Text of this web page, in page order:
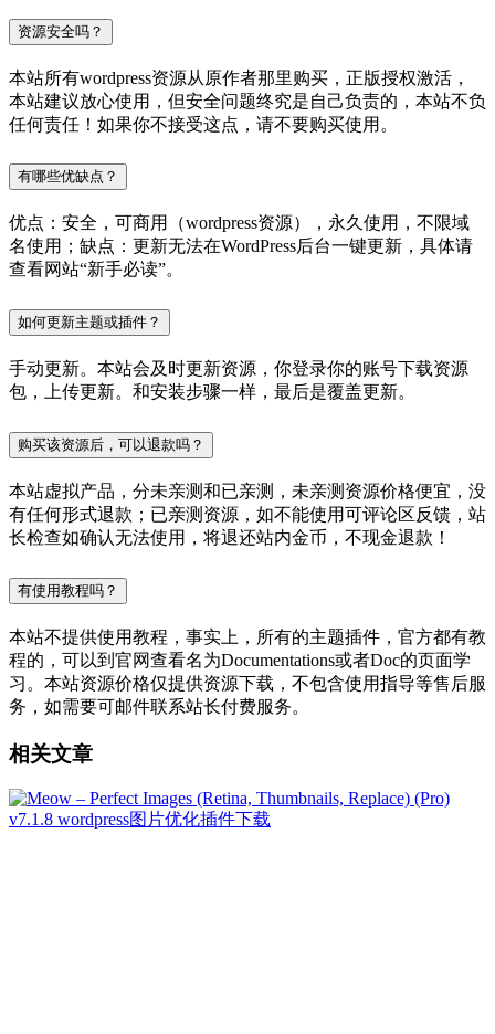
资源安全吗？
本站所有wordpress资源从原作者那里购买，正版授权激活，
本站建议放心使用，但安全问题终究是自己负责的，本站不负
任何责任！如果你不接受这点，请不要购买使用。
有哪些优缺点？
优点：安全，可商用（wordpress资源），永久使用，不限域
名使用；缺点：更新无法在WordPress后台一键更新，具体请
查看网站“新手必读”。
如何更新主题或插件？
手动更新。本站会及时更新资源，你登录你的账号下载资源
包，上传更新。和安装步骤一样，最后是覆盖更新。
购买该资源后，可以退款吗？
本站虚拟产品，分未亲测和已亲测，未亲测资源价格便宜，没
有任何形式退款；已亲测资源，如不能使用可评论区反馈，站
长检查如确认无法使用，将退还站内金币，不现金退款！
有使用教程吗？
本站不提供使用教程，事实上，所有的主题插件，官方都有教
程的，可以到官网查看名为Documentations或者Doc的页面学
习。本站资源价格仅提供资源下载，不包含使用指导等售后服
务，如需要可邮件联系站长付费服务。
相关文章